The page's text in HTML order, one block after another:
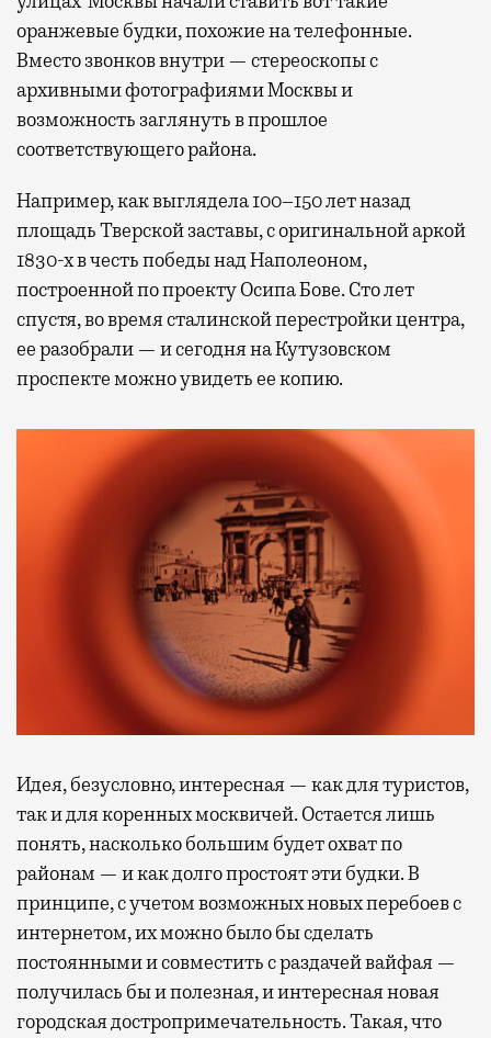
Современный путешественник часто берет
с собой не только чемодан, но и ноутбук.
А ожидание рейса все чаще превращается
не в потерянное время, а в возможность
спокойно закончить дела или спланировать
активности в путешествии, например
забронировать нужные билеты и рестораны.
Бизнес-зал становится местом, где можно
выпить кофе, наблюдая сквозь панорамные
окна за тем, как взлетают и садятся
самолеты. В Москве нет недостатка
в лаунжах. В аэропортах их обычно
несколько — в разных зонах воздушных
гаваней. На некоторых вокзалах — тоже.
Лаунжи доступны на Ленинградском,
Павелецком, Казанском, Ярославском
и Курском вокзалах.Попасть в бизнес-залы
могут держатели карт Mir Supreme. Причем
не только в столице. Всего доступно более
оранжевые будки, похожие на телефонные.
Вместо звонков внутри — стереоскопы с
архивными фотографиями Москвы и
возможность заглянуть в прошлое
соответствующего района.
Например, как выглядела 100–150 лет назад
площадь Тверской заставы, с оригинальной аркой
1830-х в честь победы над Наполеоном,
построенной по проекту Осипа Бове. Сто лет
спустя, во время сталинской перестройки центра,
ее разобрали — и сегодня на Кутузовском
проспекте можно увидеть ее копию.
Идея, безусловно, интересная — как для туристов,
так и для коренных москвичей. Остается лишь
понять, насколько большим будет охват по
районам — и как долго простоят эти будки. В
принципе, с учетом возможных новых перебоев с
интернетом, их можно было бы сделать
постоянными и совместить с раздачей вайфая —
получилась бы и полезная, и интересная новая
городская достропримечательность. Такая, что